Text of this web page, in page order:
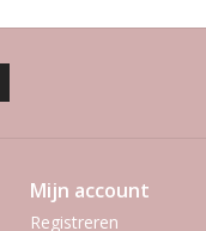
Mijn account
Registreren